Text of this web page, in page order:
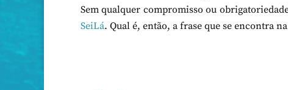
Sem qualquer compromisso ou
SeiLá. Qual é, então, a frase que se encontra